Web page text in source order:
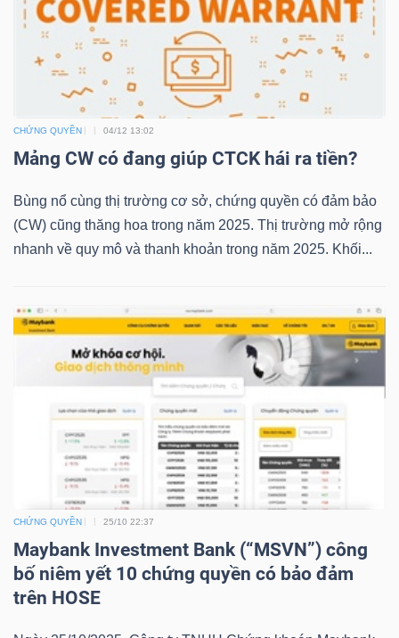
CHỨNG QUYỀN 04/12 13:02
Mảng CW có đang giúp CTCK hái ra tiền?
Bùng nổ cùng thị trường cơ sở, chứng quyền có đảm bảo
(CW) cũng thăng hoa trong năm 2025. Thị trường mở rộng
nhanh về quy mô và thanh khoản trong năm 2025. Khối...
CHỨNG QUYỀN 25/10 22:37
Maybank Investment Bank (“MSVN”) công
bố niêm yết 10 chứng quyền có bảo đảm
trên HOSE
NGUYÊN
CÔNG
NGHIỆP
TIÊU
DÙNG
KHÔNG